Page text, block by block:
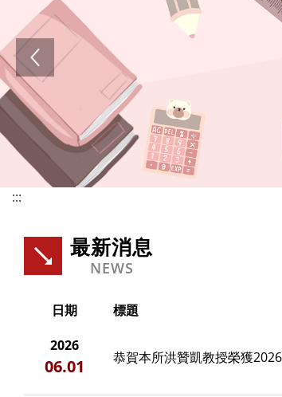
Previous
:::
最新消息
NEWS
日期
標題
2026
06.01 恭賀本所洪贊凱教授榮獲